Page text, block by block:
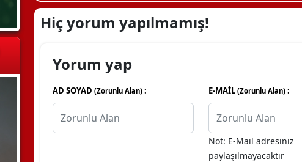
Hiç yorum yapılmamış!
Yorum yap
AD SOYAD (Zorunlu Alan) : E-MAİL (Zorunlu Alan) :
Not: E-Mail adresiniz
paylaşılmayacaktır